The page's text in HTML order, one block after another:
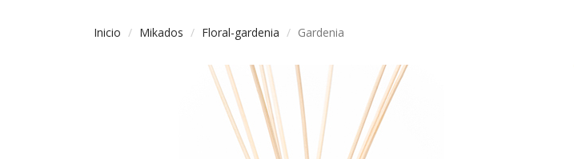
Inicio Mikados Floral-gardenia Gardenia